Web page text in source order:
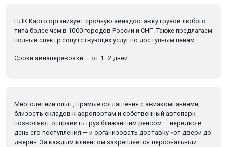
ПЛК Карго организует срочную авиадоставку грузов любого
типа более чем в 1000 городов России и СНГ. Также предлагаем
полный спектр сопутствующих услуг по доступным ценам.
Сроки авиаперевозки — от 1–2 дней.
Многолетний опыт, прямые соглашения с авиакомпаниями,
близость складов к аэропортам и собственный автопарк
позволяют отправить груз ближайшим рейсом — нередко в
день его поступления — и организовать доставку «от двери до
двери». За каждым клиентом закрепляется персональный